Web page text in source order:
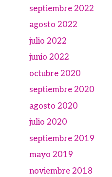
septiembre 2022
agosto 2022
julio 2022
junio 2022
octubre 2020
septiembre 2020
agosto 2020
julio 2020
septiembre 2019
mayo 2019
noviembre 2018